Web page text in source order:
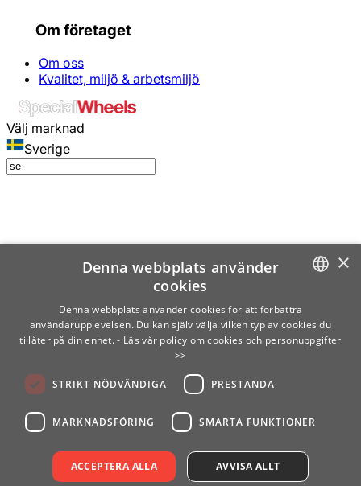
Om företaget
Om oss
Kvalitet, miljö & arbetsmiljö
Välj marknad
Sverige
SWEDISH
×
Denna webbplats använder
cookies
Denna webbplats använder cookies för att förbättra
användarupplevelsen. Du kan själv välja vilken typ av cookies du
tillåter på din enhet. - Läs vår policy om cookies och personuppgifter
>>
STRIKT NÖDVÄNDIGA PRESTANDA
MARKNADSFÖRING SMARTA FUNKTIONER
ACCEPTERA ALLA AVVISA ALLT